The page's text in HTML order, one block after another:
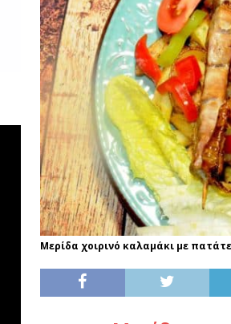
Μερίδα χοιρινό καλαμάκι με